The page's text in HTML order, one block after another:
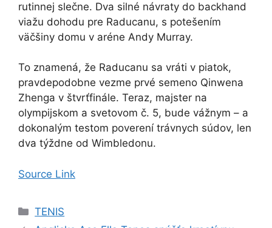
rutinnej slečne. Dva silné návraty do backhand
viažu dohodu pre Raducanu, s potešením
väčšiny domu v aréne Andy Murray.
To znamená, že Raducanu sa vráti v piatok,
pravdepodobne vezme prvé semeno Qinwena
Zhenga v štvrťfinále. Teraz, majster na
olympijskom a svetovom č. 5, bude vážnym – a
dokonalým testom poverení trávnych súdov, len
dva týždne od Wimbledonu.
Source Link
Kategórie
TENIS